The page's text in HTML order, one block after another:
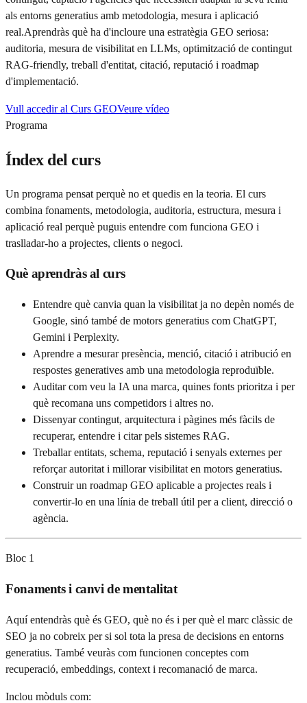
als entorns generatius amb metodologia, mesura i aplicació
real.Aprendràs què ha d'incloure una estratègia GEO seriosa:
auditoria, mesura de visibilitat en LLMs, optimització de contingut
RAG-friendly, treball d'entitat, citació, reputació i roadmap
d'implementació.
Vull accedir al Curs GEOVeure vídeo
Programa
Índex del curs
Un programa pensat perquè no et quedis en la teoria. El curs
combina fonaments, metodologia, auditoria, estructura, mesura i
aplicació real perquè puguis entendre com funciona GEO i
traslladar-ho a projectes, clients o negoci.
Què aprendràs al curs
Entendre què canvia quan la visibilitat ja no depèn només de
Google, sinó també de motors generatius com ChatGPT,
Gemini i Perplexity.
Aprendre a mesurar presència, menció, citació i atribució en
respostes generatives amb una metodologia reproduïble.
Auditar com veu la IA una marca, quines fonts prioritza i per
què recomana uns competidors i altres no.
Dissenyar contingut, arquitectura i pàgines més fàcils de
recuperar, entendre i citar pels sistemes RAG.
Treballar entitats, schema, reputació i senyals externes per
reforçar autoritat i millorar visibilitat en motors generatius.
Construir un roadmap GEO aplicable a projectes reals i
convertir-lo en una línia de treball útil per a client, direcció o
agència.
Bloc 1
Fonaments i canvi de mentalitat
Aquí entendràs què és GEO, què no és i per què el marc clàssic de
SEO ja no cobreix per si sol tota la presa de decisions en entorns
generatius. També veuràs com funcionen conceptes com
recuperació, embeddings, context i recomanació de marca.
Inclou mòduls com: